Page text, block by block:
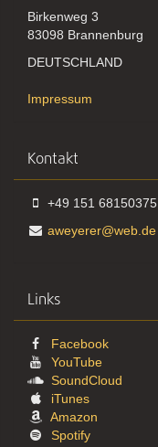
Birkenweg 3
83098 Brannenburg
DEUTSCHLAND
Impressum
Kontakt
+49 151 68150375
aweyerer@web.de
Links
Facebook
YouTube
SoundCloud
iTunes
Amazon
Spotify